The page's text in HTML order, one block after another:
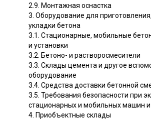
2.9. Монтажная оснастка
3. Оборудование для
укладки бетона
3.1. Стационарные, мобильные
и установки
3.2. Бетоно- и растворосмесители
3.3. Склады цемента и другое
оборудование
3.4. Средства доставки бетонной
3.5. Требования безопасности при
стационарных и мобильных машин
4. Приобъектные склады